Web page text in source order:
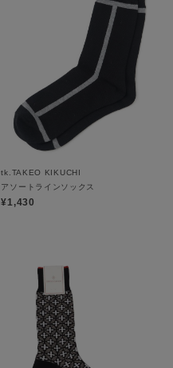
tk.TAKEO KIKUCHI
アソートラインソックス
¥1,430